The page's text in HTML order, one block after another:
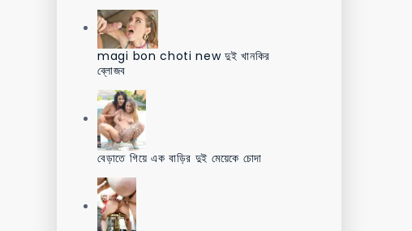
magi bon choti new দুই খানকির
ব্লোজব
বেড়াতে গিয়ে এক বাড়ির দুই মেয়েকে চোদা